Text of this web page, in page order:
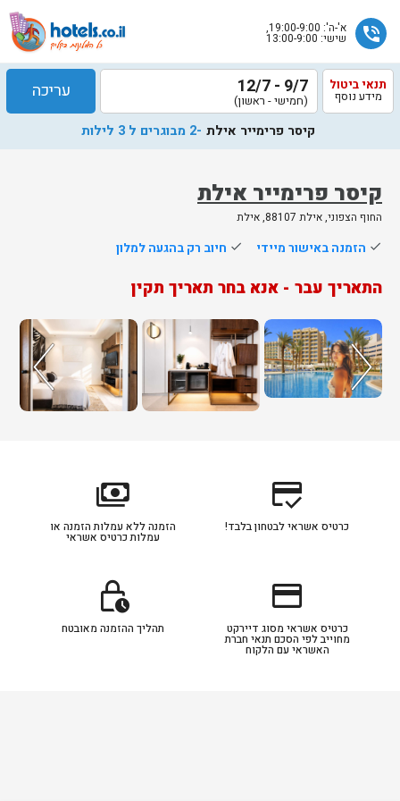
phone_in_talk א'-ה': 19:00-9:00,
שישי: 13:00-9:00
קיסר פרימייר אילת
החוף הצפוני, אילת 88107, אילת
תנאי ביטול
מידע נוסף 9/7 - 12/7
(חמישי - ראשון) עריכה
קיסר פרימייר אילת -2 מבוגרים ל 3 לילות
done הזמנה באישור מיידי done חיוב רק בהגעה למלון
התאריך עבר - אנא בחר תאריך תקין
שלח
הוטלס
אליך
בשעות
הפעילות
credit_score
כרטיס אשראי לבטחון בלבד!
payments
הזמנה ללא עמלות הזמנה או
עמלות כרטיס אשראי
credit_card
כרטיס אשראי מסוג דיירקט
מחוייב לפי הסכם תנאי חברת
האשראי עם הלקוח
lock_clock
תהליך ההזמנה מאובטח